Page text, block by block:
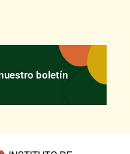
boletín